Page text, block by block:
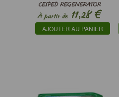
CESPED REGENERATOR
À partir de11,28€
AJOUTER AU PANIER